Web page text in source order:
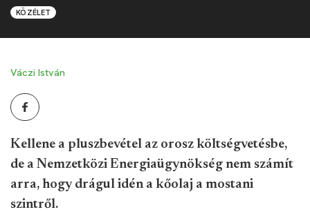
KÖZÉLET
Váczi István
Kellene a pluszbevétel az orosz költségvetésbe,
de a Nemzetközi Energiaügynökség nem számít
arra, hogy drágul idén a kőolaj a mostani
szintről.